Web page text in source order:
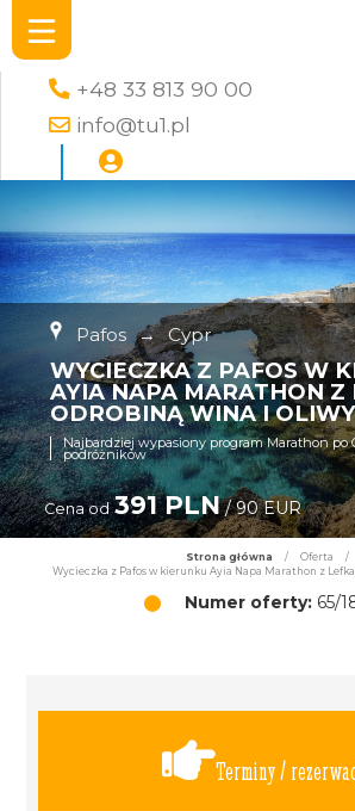
+48 33 813 90 00
info@tu1.pl
Pafos → Cypr
WYCIECZKA Z PAFOS W
AYIA NAPA MARATHON Z
ODROBINĄ WINA I
Najbardziej wypasiony program Marathon po
podróżników
Cena od 391 PLN/ 90 EUR
Strona główna / Oferta
/
Wycieczka z Pafos w kierunku Ayia Napa Marathon z
Numer oferty: 65/
Terminy /